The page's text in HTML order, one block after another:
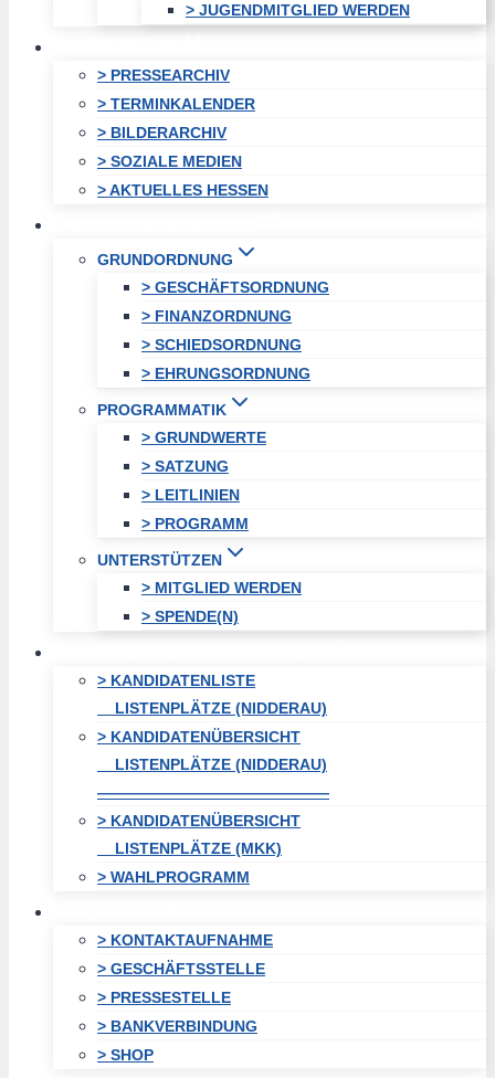
> JUGENDMITGLIED WERDEN
> PRESSEARCHIV
> TERMINKALENDER
> BILDERARCHIV
> SOZIALE MEDIEN
> AKTUELLES HESSEN
GRUNDORDNUNG
> GESCHÄFTSORDNUNG
> FINANZORDNUNG
> SCHIEDSORDNUNG
> EHRUNGSORDNUNG
PROGRAMMATIK
> GRUNDWERTE
> SATZUNG
> LEITLINIEN
> PROGRAMM
UNTERSTÜTZEN
> MITGLIED WERDEN
> SPENDE(N)
> KANDIDATENLISTE
LISTENPLÄTZE (NIDDERAU)
> KANDIDATENÜBERSICHT
LISTENPLÄTZE (NIDDERAU)
———————————————
> KANDIDATENÜBERSICHT
LISTENPLÄTZE (MKK)
> WAHLPROGRAMM
> KONTAKTAUFNAHME
> GESCHÄFTSSTELLE
> PRESSESTELLE
> BANKVERBINDUNG
> SHOP